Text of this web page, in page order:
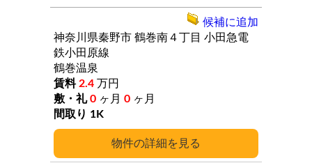
詳細
神奈川県秦野市 鶴巻南４丁目 小田急電
鉄小田原線
鶴巻温泉
2.4 万円
0 ヶ月 0 ヶ月
1K
候補に追加